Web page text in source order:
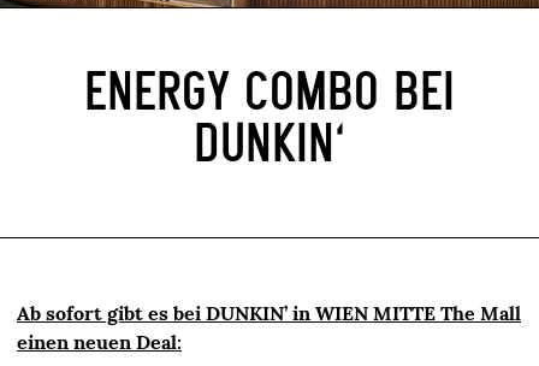
ENERGY COMBO BEI
DUNKIN‘
Ab sofort gibt es bei DUNKIN’ in WIEN MITTE The Mall
einen neuen Deal: